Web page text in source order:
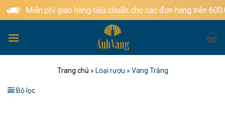
qua
dung
Miễn phí giao hàng tiêu chuẩn cho các đơn hàng trên
Trang chủ » Loại rượu » Vang Trắng
Bộ lọc